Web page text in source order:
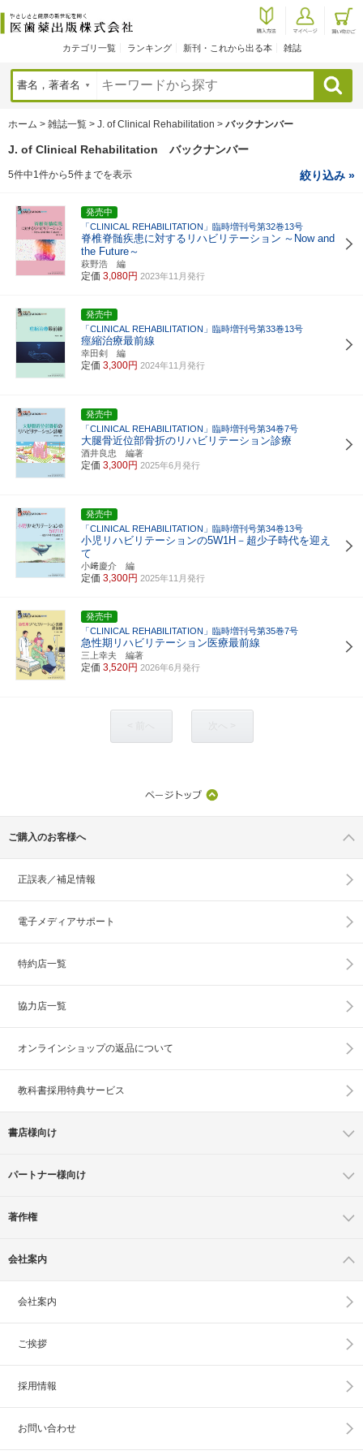
カテゴリ一覧 ランキング 新刊・これから出る本 雑誌
検索
ホーム > 雑誌一覧 > J. of Clinical Rehabilitation > バックナンバー
J. of Clinical Rehabilitation バックナンバー
5件中1件から5件までを表示 絞り込み »
発売中
「CLINICAL REHABILITATION」臨時増刊号第32巻13号
脊椎脊髄疾患に対するリハビリテーション ～Now and
the Future～
萩野浩 編
定価 3,080円 2023年11月発行
発売中
「CLINICAL REHABILITATION」臨時増刊号第33巻13号
痙縮治療最前線
幸田剣 編
定価 3,300円 2024年11月発行
発売中
「CLINICAL REHABILITATION」臨時増刊号第34巻7号
大腿骨近位部骨折のリハビリテーション診療
酒井良忠 編著
定価 3,300円 2025年6月発行
発売中
「CLINICAL REHABILITATION」臨時増刊号第34巻13号
小児リハビリテーションの5W1H－超少子時代を迎え
て
小﨑慶介 編
定価 3,300円 2025年11月発行
発売中
「CLINICAL REHABILITATION」臨時増刊号第35巻7号
急性期リハビリテーション医療最前線
三上幸夫 編著
定価 3,520円 2026年6月発行
ご購入のお客様へ
正誤表／補足情報
電子メディアサポート
特約店一覧
協力店一覧
オンラインショップの返品について
教科書採用特典サービス
書店様向け
パートナー様向け
著作権
会社案内
会社案内
ご挨拶
採用情報
お問い合わせ